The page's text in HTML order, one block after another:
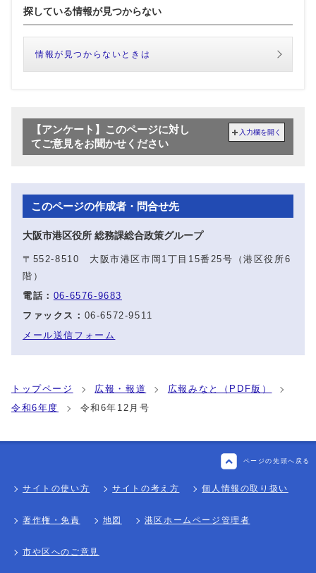
探している情報が見つからない
情報が見つからないときは
【アンケート】このページに対し
てご意見をお聞かせください
入力欄を開く
このページの作成者・問合せ先
大阪市港区役所 総務課総合政策グループ
〒552-8510 大阪市港区市岡1丁目15番25号（港区役所6
階）
電話： 06-6576-9683
ファックス： 06-6572-9511
メール送信フォーム
トップページ 広報・報道
広報みなと（PDF版）
令和6年度
令和6年12月号
ページの先頭へ戻る
サイトの使い方 サイトの考え方 個人情報の取り扱い
著作権・免責 地図 港区ホームページ管理者
市や区へのご意見